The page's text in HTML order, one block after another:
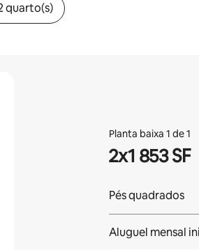
quarto(s)
Planta baixa 1 de 1
2x1 853 SF
Pés quadrados
Aluguel mensal